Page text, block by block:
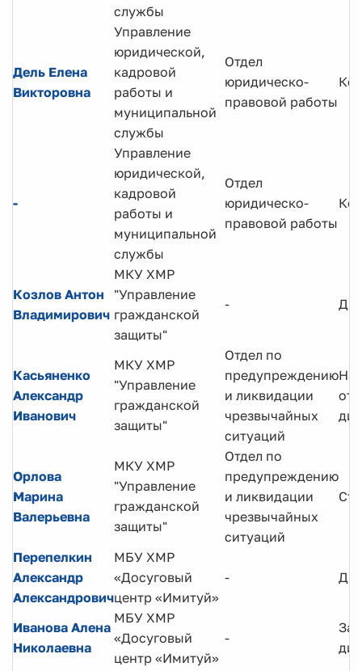
службы
Дель Елена
Викторовна
Управление
юридической,
кадровой
работы и
муниципальной
службы
Отдел
юридическо-
правовой работы
-
Управление
юридической,
кадровой
работы и
муниципальной
службы
Отдел
юридическо-
правовой работы
Козлов Антон
Владимирович
МКУ ХМР
"Управление
гражданской
защиты"
-
Касьяненко
Александр
Иванович
МКУ ХМР
"Управление
гражданской
защиты"
Отдел по
предупреждению
и ликвидации
чрезвычайных
ситуаций
Орлова
Марина
Валерьевна
МКУ ХМР
"Управление
гражданской
защиты"
Отдел по
предупреждению
и ликвидации
чрезвычайных
ситуаций
Перепелкин
Александр
Александрович
МБУ ХМР
«Досуговый
центр «Имитуй»
-
Иванова Алена
Николаевна
МБУ ХМР
«Досуговый
центр «Имитуй»
-